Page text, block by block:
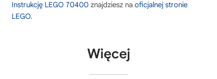
Instrukcję LEGO 70400 znajdziesz na oficjalnej stronie
LEGO.
Więcej